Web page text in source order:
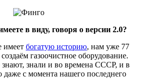
в виду, говоря о версии 2.0?
имеет богатую историю, нам уже 77
газоочистное оборудование.
знали и во времена СССР, и в
с момента нашего последнего